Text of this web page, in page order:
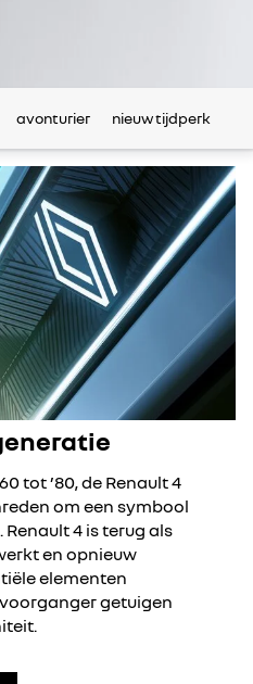
avonturier nieuw tijdperk
tot ’80, de Renault 4
om een ​​symbool
4 is terug als
en opnieuw
elementen
getuigen